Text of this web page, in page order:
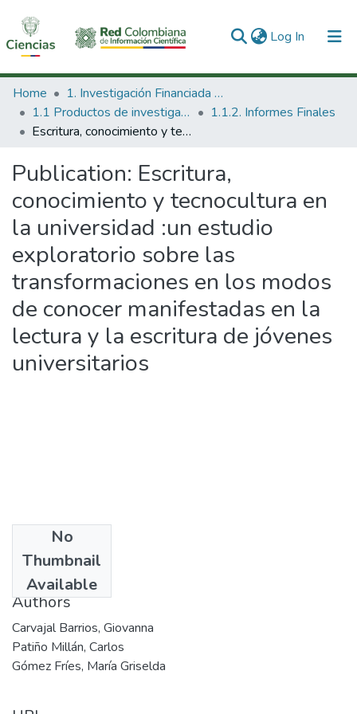
Log In (current)
Communities & Collections
All of DSpace
Home
1. Investigación Financiada con Recursos Públicos
1.1 Productos de investigación
1.1.2. Informes Finales
Escritura, conocimiento y tecnocultura en la universidad :un estudio exploratorio sobre las transformaciones en los modos de conocer manifestadas en la lectura y la escritura de jóvenes universitarios
Publication: Escritura,
conocimiento y tecnocultura en
la universidad :un estudio
exploratorio sobre las
transformaciones en los modos
de conocer manifestadas en la
lectura y la escritura de jóvenes
universitarios
No
Thumbnail
Available
2001
Authors
Carvajal Barrios, Giovanna
Patiño Millán, Carlos
Gómez Fríes, María Griselda